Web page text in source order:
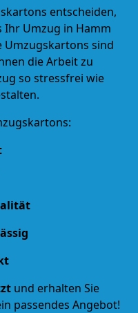
entscheiden,
Ihr Umzug in Hamm
sind
die Arbeit zu
so stressfrei wie
und erhalten Sie
passendes Angebot!